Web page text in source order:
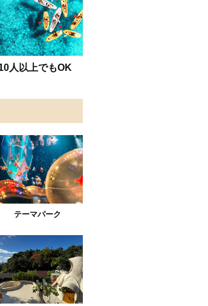
人以上でもOK
テーマパーク